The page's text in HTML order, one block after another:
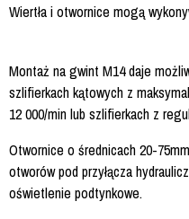
Wiertła i otwornice mogą
Montaż na gwint M14 daje
szlifierkach kątowych z
12 000/min lub szlifierkach z
Otwornice o średnicach 20-
otworów pod przyłącza
oświetlenie podtynkowe.